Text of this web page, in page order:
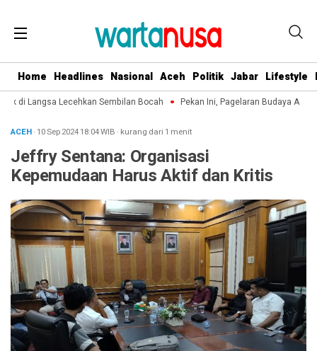
Home Headlines Nasional Aceh Politik Jabar Lifestyle
di Langsa Lecehkan Sembilan Bocah Pekan Ini, Pagelaran Budaya Aceh
ACEH· 10 Sep 202418:04WIB · kurang dari 1 menit
Jeffry Sentana: Organisasi
Kepemudaan Harus Aktif dan Kritis